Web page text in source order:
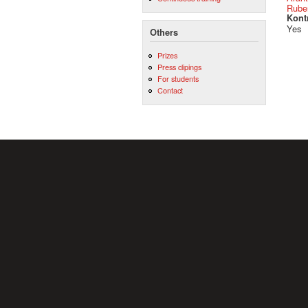
Others
Prizes
Press clipings
For students
Contact
Yes